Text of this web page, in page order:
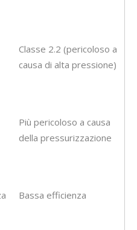
Classe 2.2 (pericoloso a
causa di alta pressione)
Più pericoloso a causa
della pressurizzazione
Bassa efficienza